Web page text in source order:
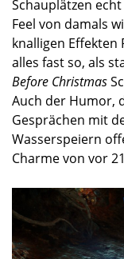
Quelle: